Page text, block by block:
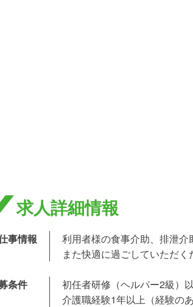
求人詳細情報
事情報
利用者様の食事介助、排泄介
また快適に過ごしていただ
条件
初任者研修（ヘルパー2級）
介護職経験1年以上（経験の